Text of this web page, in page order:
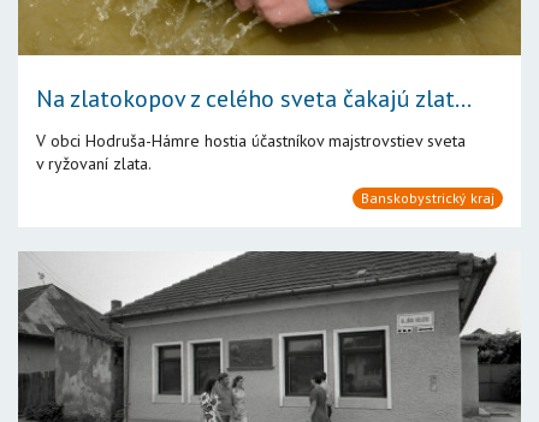
Na zlatokopov z celého sveta čakajú zlat...
V obci Hodruša-Hámre hostia účastníkov majstrovstiev sveta
v ryžovaní zlata.
Banskobystrický kraj